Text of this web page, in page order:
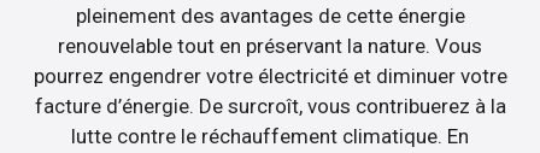
pleinement des avantages de cette énergie
renouvelable tout en préservant la nature. Vous
pourrez engendrer votre électricité et diminuer votre
facture d’énergie. De surcroît, vous contribuerez à la
lutte contre le réchauffement climatique. En